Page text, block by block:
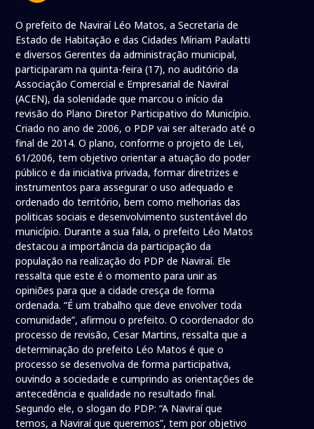
O prefeito de Naviraí Léo Matos, a Secretaria de
Estado de Habitação e das Cidades Míriam Paulatti
e diversos Gerentes da administração municipal,
participaram na quinta-feira (17), no auditório da
Associação Comercial e Empresarial de Naviraí
(ACEN), da solenidade que marcou o início da
revisão do Plano Diretor Participativo do Município.
Criado no ano de 2006, o PDP vai ser alterado até o
final de 2014. O plano, conforme o projeto de Lei,
61/2006, tem objetivo orientar a atuação do poder
público e da iniciativa privada, formar diretrizes e
instrumentos para assegurar o uso adequado e
ordenado do território, bem como melhorias das
politicas sociais e desenvolvimento sustentável do
município. Durante a sua fala, o prefeito Léo Matos
destacou a importância da participação da
população na realização do PDP de Naviraí. Ele
ressalta que este é o momento para unir as
opiniões para que a cidade cresça de forma
ordenada. “É um trabalho que deve envolver toda
comunidade”, afirmou o prefeito. O coordenador do
processo de revisão, Cesar Martins, ressalta que a
determinação do prefeito Léo Matos é que o
processo se desenvolva de forma participativa,
ouvindo a sociedade e cumprindo as orientações de
antecedência e qualidade no resultado final.
Segundo ele, o slogan do PDP: “A Naviraí que
temos, a Naviraí que queremos”, tem por objetivo